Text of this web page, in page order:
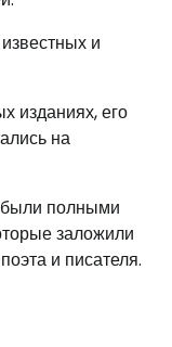
и
изданиях, его
на
полными
заложили
и писателя.